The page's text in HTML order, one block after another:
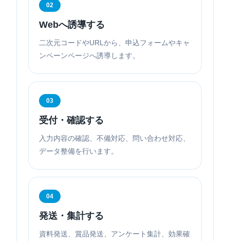
02
Webへ誘導する
二次元コードやURLから、申込フォームやキャ
ンペーンページへ誘導します。
03
受付・確認する
入力内容の確認、不備対応、問い合わせ対応、
データ整備を行います。
04
発送・集計する
資料発送、賞品発送、アンケート集計、効果確